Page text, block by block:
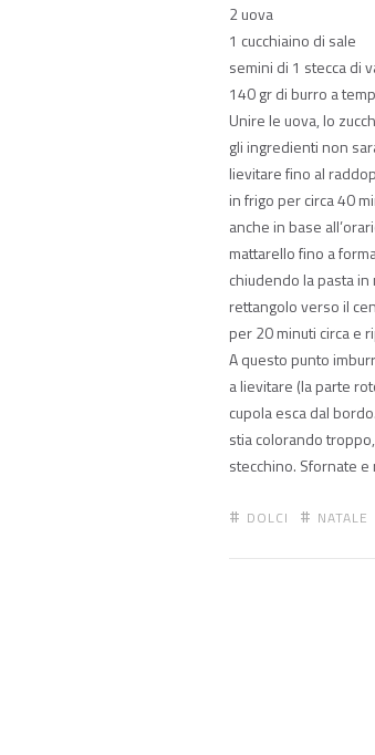
2 uova
1 cucchiaino di sale
semini di 1 stecca di
140 gr di burro a
Unire le uova, lo
gli ingredienti non
lievitare fino al
in frigo per circa 40
anche in base
mattarello fino a
chiudendo la pasta
rettangolo verso il
per 20 minuti circa e
A questo punto
a lievitare (la parte
cupola esca dal
stia colorando
stecchino. Sfornate
DOLCI NATALE